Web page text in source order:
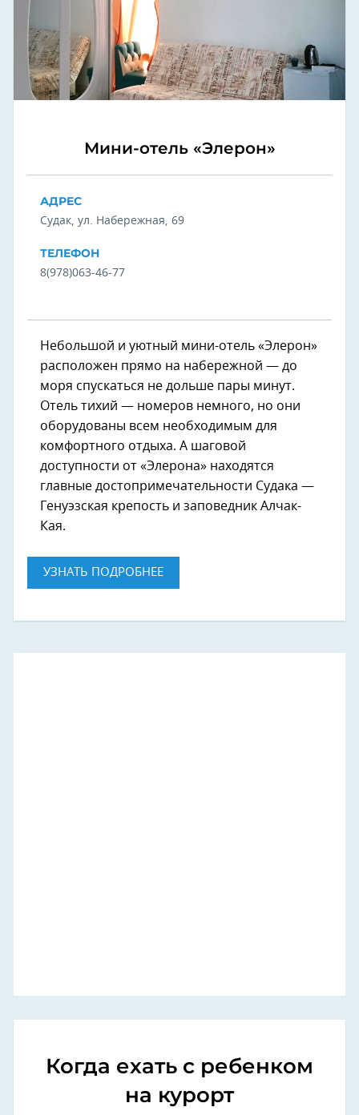
Мини-отель «Элерон»
АДРЕС
Судак, ул. Набережная, 69
ТЕЛЕФОН
8(978)063-46-77
Небольшой и уютный мини-отель «Элерон»
расположен прямо на набережной — до
моря спускаться не дольше пары минут.
Отель тихий — номеров немного, но они
оборудованы всем необходимым для
комфортного отдыха. А шаговой
доступности от «Элерона» находятся
главные достопримечательности Судака —
Генуэзская крепость и заповедник Алчак-
Кая.
УЗНАТЬ ПОДРОБНЕЕ
Когда ехать с ребенком
на курорт